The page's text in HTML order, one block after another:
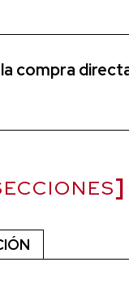
compra